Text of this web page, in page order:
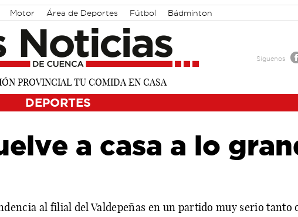
Motor Área de Deportes Fútbol Bádminton
Síguenos
DEPORTES
a casa a lo
al filial del Valdepeñas en un partido muy serio tanto